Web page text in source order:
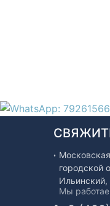
городской
Мы